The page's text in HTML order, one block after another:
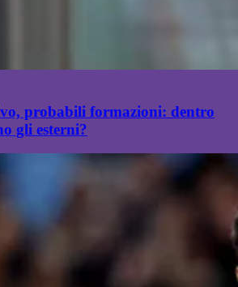
probabili formazioni: dentro
gli esterni?